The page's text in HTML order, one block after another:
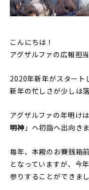
こんにちは！
アグザルファの広報担
2020年新年がスタート
新年の忙しさが少しは
アグザルファの年明け
明神 」へ初詣へ出向きま
毎年、本殿のお賽銭箱
となっていますが、今
参りすることができまし